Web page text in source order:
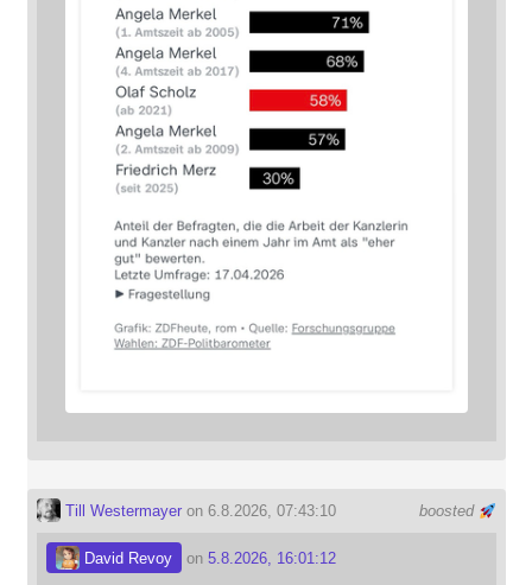
boosted
Till Westermayeron 6.8.2026, 07:43:10
David Revoy on 5.8.2026, 16:01:12